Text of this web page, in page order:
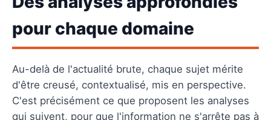
pour chaque domaine
Au-delà de l'actualité brute, chaque sujet mérite
d'être creusé, contextualisé, mis en perspective.
C'est précisément ce que proposent les analyses
qui suivent, pour que l'information ne s'arrête pas à